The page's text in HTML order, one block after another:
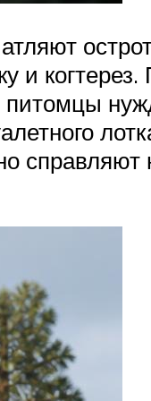
и
питомцы
справляют